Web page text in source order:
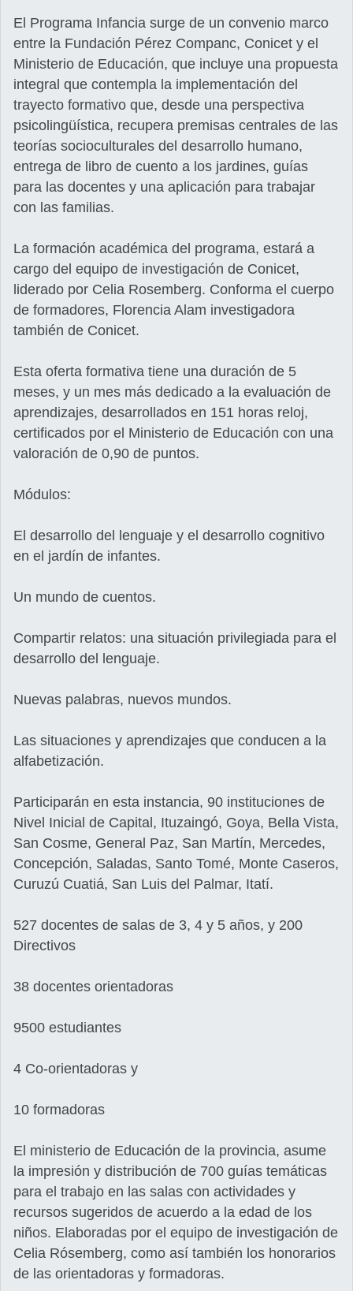
El Programa Infancia surge de un convenio marco
entre la Fundación Pérez Companc, Conicet y el
Ministerio de Educación, que incluye una propuesta
integral que contempla la implementación del
trayecto formativo que, desde una perspectiva
psicolingüística, recupera premisas centrales de las
teorías socioculturales del desarrollo humano,
entrega de libro de cuento a los jardines, guías
para las docentes y una aplicación para trabajar
con las familias.
La formación académica del programa, estará a
cargo del equipo de investigación de Conicet,
liderado por Celia Rosemberg. Conforma el cuerpo
de formadores, Florencia Alam investigadora
también de Conicet.
Esta oferta formativa tiene una duración de 5
meses, y un mes más dedicado a la evaluación de
aprendizajes, desarrollados en 151 horas reloj,
certificados por el Ministerio de Educación con una
valoración de 0,90 de puntos.
Módulos:
El desarrollo del lenguaje y el desarrollo cognitivo
en el jardín de infantes.
Un mundo de cuentos.
Compartir relatos: una situación privilegiada para el
desarrollo del lenguaje.
Nuevas palabras, nuevos mundos.
Las situaciones y aprendizajes que conducen a la
alfabetización.
Participarán en esta instancia, 90 instituciones de
Nivel Inicial de Capital, Ituzaingó, Goya, Bella Vista,
San Cosme, General Paz, San Martín, Mercedes,
Concepción, Saladas, Santo Tomé, Monte Caseros,
Curuzú Cuatiá, San Luis del Palmar, Itatí.
527 docentes de salas de 3, 4 y 5 años, y 200
Directivos
38 docentes orientadoras
9500 estudiantes
4 Co-orientadoras y
10 formadoras
El ministerio de Educación de la provincia, asume
la impresión y distribución de 700 guías temáticas
para el trabajo en las salas con actividades y
recursos sugeridos de acuerdo a la edad de los
niños. Elaboradas por el equipo de investigación de
Celia Rósemberg, como así también los honorarios
de las orientadoras y formadoras.